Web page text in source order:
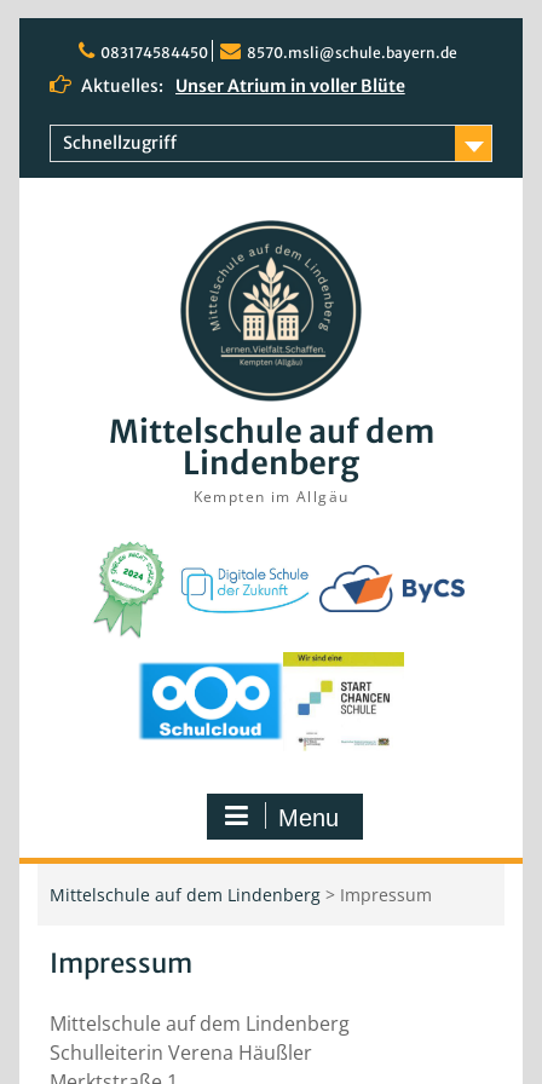
content
083174584450 8570.msli@schule.bayern.de
Aktuelles:
Unser Atrium in voller Blüte
Rosenblüte
Schnellzugriff
Mittelschule auf dem
Lindenberg
Kempten im Allgäu
Menu
Mittelschule auf dem Lindenberg> Impressum
Impressum
Mittelschule auf dem Lindenberg
Schulleiterin Verena Häußler